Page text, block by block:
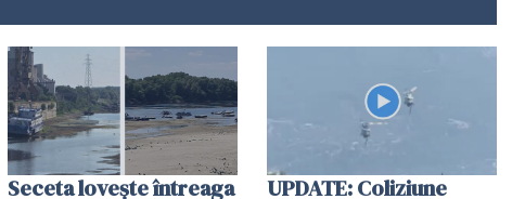
Seceta lovește întreaga
UPDATE: Coliziune